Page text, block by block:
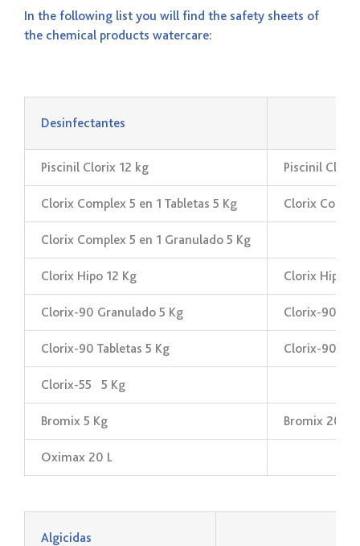
In the following list you will find the safety sheets of
the chemical products watercare:
Desinfectantes
Piscinil Clorix 12 kg Piscinil
Clorix Complex 5 en 1 Tabletas 5 Kg Clorix
Clorix Complex 5 en 1 Granulado 5 Kg
Clorix Hipo 12 Kg Clorix Hipo
Clorix-90 Granulado 5 Kg Clorix-90
Clorix-90 Tabletas 5 Kg Clorix-90
Clorix-55 5 Kg
Bromix 5 Kg Bromix 20 Kg
Oximax 20 L
Algicidas